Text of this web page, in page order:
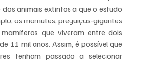
animais extintos a que o estudo
os mamutes, preguiças-gigantes
que viveram entre dois
11 mil anos. Assim, é possível que
tenham passado a selecionar